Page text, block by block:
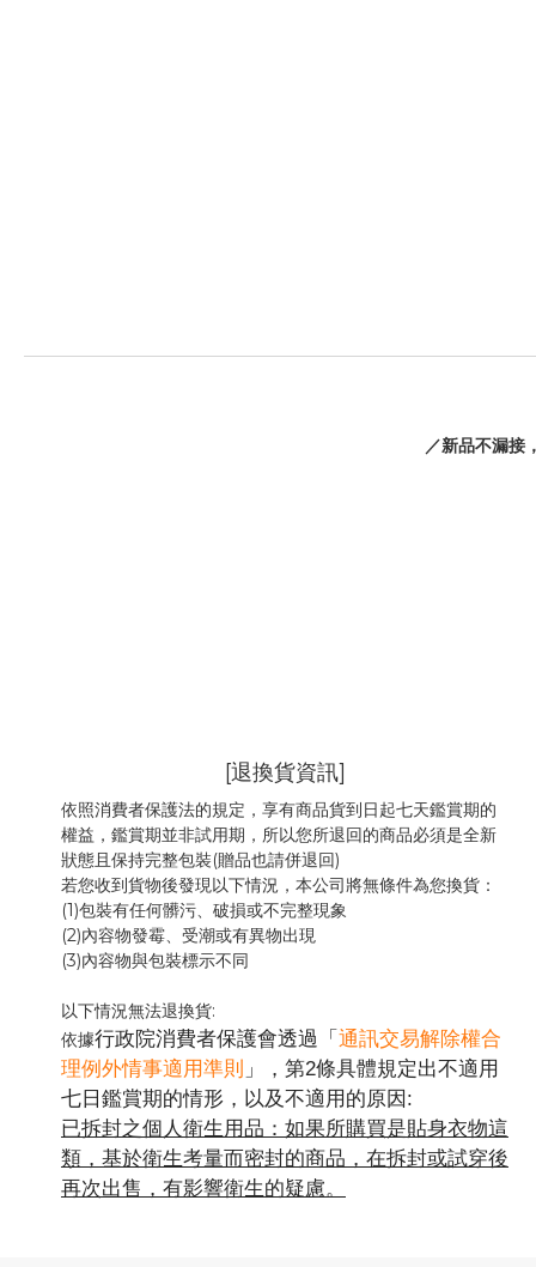
／新品不漏
[退換貨資訊]
依照消費者保護法的規定，享有商品貨到日起七天鑑賞期的
權益，鑑賞期並非試用期，所以您所退回的商品必須是全新
狀態且保持完整包裝(贈品也請併退回)
若您收到貨物後發現以下情況，本公司將無條件為您換貨：
(1)包裝有任何髒污、破損或不完整現象
(2)內容物發霉、 受潮或有異物出現
(3)內容物與包裝標示不同
以下情況無法退換貨:
依據行政院消費者保護會透過「 通訊交易解除權合
理例外情事適用準則 」，第2條具體規定出不適用
七日鑑賞期的情形，以及不適用的原因:
已拆封之個人衛生用品：如果所購買是貼身衣物這
類，基於衛生考量而密封的商品，在拆封或試穿後
再次出售，有影響衛生的疑慮。